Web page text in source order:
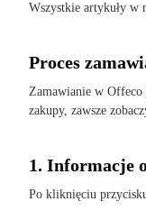
Wszystkie artykuły w
Proces
Zamawianie w Offeco
zakupy, zawsze
1. Informacje
Po kliknięciu